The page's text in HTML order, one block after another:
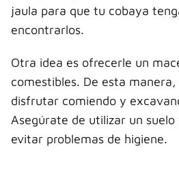
jaula para que tu cobaya
encontrarlos.
Otra idea es ofrecerle un
comestibles. De esta
disfrutar comiendo y
Asegúrate de utilizar un
evitar problemas de higiene.